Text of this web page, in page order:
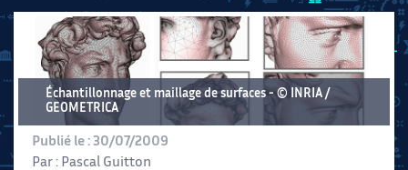
Échantillonnage et maillage de surfaces
© INRIA /
GEOMETRICA
Publié le : 30/07/2009
Par : Pascal Guitton